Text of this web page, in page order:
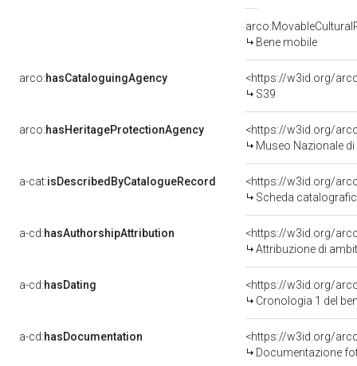
Bene mobile
arco:hasCataloguingAgency
<https://w3id.org/
S39
arco:hasHeritageProtectionAgency
<https://w3id.org/
Museo Nazionale di
a-cat:isDescribedByCatalogueRecord
<https://w3id.org/
Scheda
a-cd:hasAuthorshipAttribution
<https://w3id.org/
Attribuzione di
a-cd:hasDating
<https://w3id.org/
Cronologia 1 del
a-cd:hasDocumentation
Documentazione